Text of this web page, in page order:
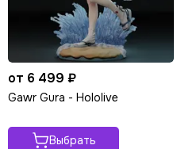
от 6 499 ₽
Gawr Gura - Hololive
Выбрать